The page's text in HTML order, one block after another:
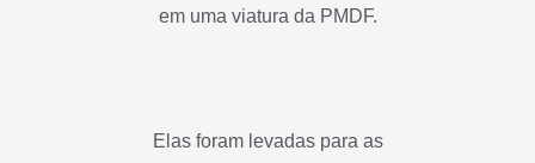
em uma viatura da PMDF.
Elas foram levadas para as